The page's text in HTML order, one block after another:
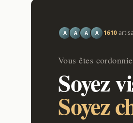
A A A A 1610
Vous êtes
Soyez
Soyez